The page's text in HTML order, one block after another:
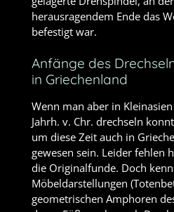
herausragendem Ende das
befestigt war.
Anfänge des
in Griechenland
Wenn man aber in
Jahrh. v. Chr. drechseln
um diese Zeit auch in
gewesen sein. Leider fehlen
die Originalfunde. Doch
Möbeldarstellungen
geometrischen Amphoren